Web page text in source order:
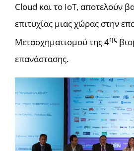
Cloud και το ΙοΤ, αποτελούν
επιτυχίας μιας χώρας στην
Μετασχηματισμού της 4ης
επανάστασης.